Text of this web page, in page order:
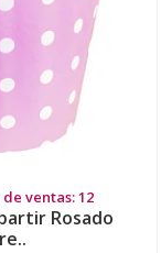
ventas: 12
Rosado